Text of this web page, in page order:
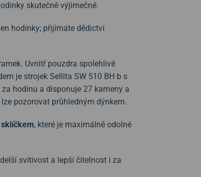
skutečně výjimečné.
hodinky; přijímáte dědictví
Uvnitř pouzdra spolehlivě
je strojek Sellita SW 510 BH b s
hodinu a disponuje 27 kameny a
pozorovat průhledným dýnkem.
, které je maximálně odolné
svítivost a lepší čitelnost i za